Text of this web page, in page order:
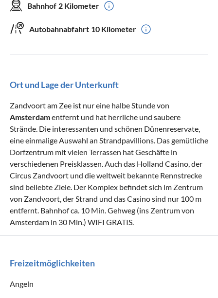
Bahnhof 2 Kilometer
Autobahnabfahrt 10 Kilometer
Ort und Lage der Unterkunft
Zandvoort am Zee ist nur eine halbe Stunde von
Amsterdamentfernt und hat herrliche und saubere
Strände. Die interessanten und schönen Dünenreservate,
eine einmalige Auswahl an Strandpavillions. Das gemütliche
Dorfzentrum mit vielen Terrassen hat Geschäfte in
verschiedenen Preisklassen. Auch das Holland Casino, der
Circus Zandvoort und die weltweit bekannte Rennstrecke
sind beliebte Ziele. Der Komplex befindet sich im Zentrum
von Zandvoort, der Strand und das Casino sind nur 100 m
entfernt. Bahnhof ca. 10 Min. Gehweg (ins Zentrum von
Amsterdam in 30 Min.) WIFI GRATIS.
Freizeitmöglichkeiten
Angeln